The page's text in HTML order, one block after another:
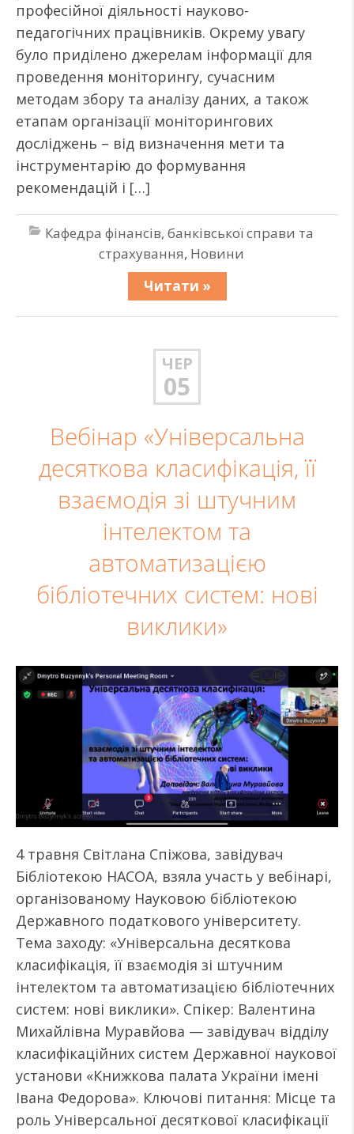
професійної діяльності науково-
педагогічних працівників. Окрему увагу
було приділено джерелам інформації для
проведення моніторингу, сучасним
методам збору та аналізу даних, а також
етапам організації моніторингових
досліджень – від визначення мети та
інструментарію до формування
рекомендацій і […]
Кафедра фінансів, банківської справи та
страхування, Новини
Читати »
ЧЕР
05
Вебінар «Універсальна
десяткова класифікація, її
взаємодія зі штучним
інтелектом та
автоматизацією
бібліотечних систем: нові
виклики»
4 травня Світлана Спіжова, завідувач
Бібліотекою НАСОА, взяла участь у вебінарі,
організованому Науковою бібліотекою
Державного податкового університету.
Тема заходу: «Універсальна десяткова
класифікація, її взаємодія зі штучним
інтелектом та автоматизацією бібліотечних
систем: нові виклики». Спікер: Валентина
Михайлівна Муравйова — завідувач відділу
класифікаційних систем Державної наукової
установи «Книжкова палата України імені
Івана Федорова». Ключові питання: Місце та
роль Універсальної десяткової класифікації